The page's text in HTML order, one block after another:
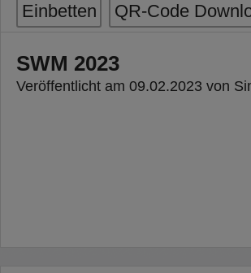
Einbetten QR-Code
SWM 2023
Veröffentlicht am 09.02.2023 von